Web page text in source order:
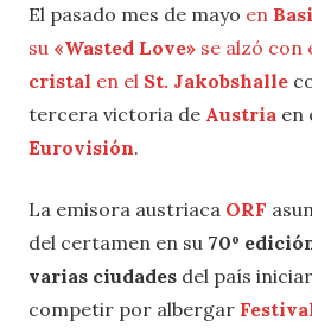
El pasado mes de mayo en
su «Wasted Love» se alzó con
cristal en el St. Jakobshalle
tercera victoria de Austria en
Eurovisión.
La emisora austriaca ORF
del certamen en su 70º
varias ciudades del país
competir por albergar